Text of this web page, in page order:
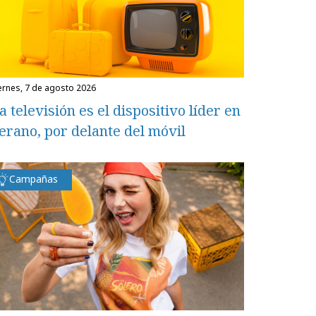
7 de agosto 2026
televisión es el dispositivo líder en
por delante del móvil
Campañas